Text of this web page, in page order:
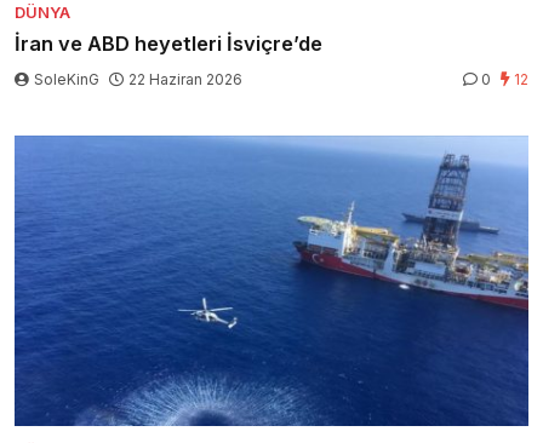
DÜNYA
İran ve ABD heyetleri İsviçre’de
SoleKinG 22 Haziran 2026 0 12